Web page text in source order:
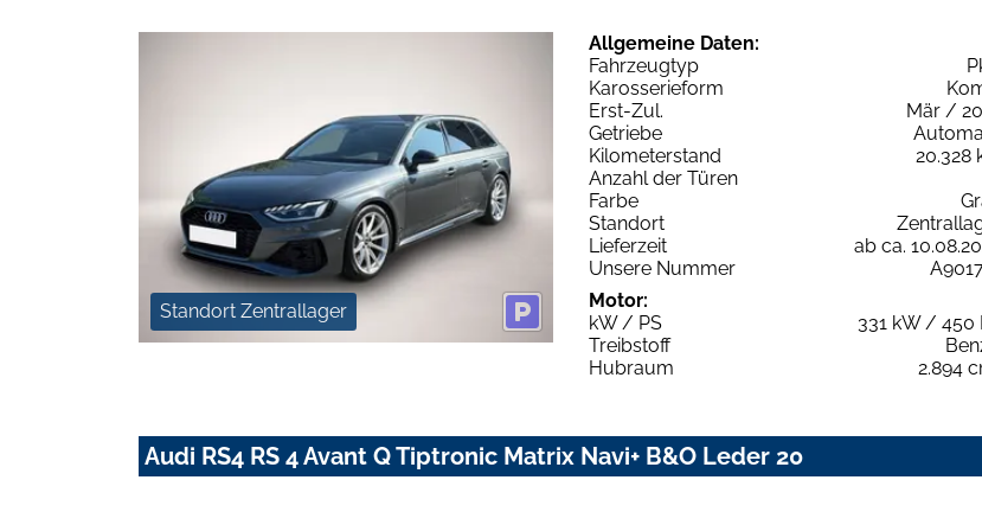
Standort Zentrallager
Allgemeine Daten:
Fahrzeugtyp
Karosserieform
Erst-Zul.
Mär /
Getriebe
Kilometerstand
20.328
Anzahl der Türen
Farbe
Standort
Lieferzeit
ab ca.
Unsere Nummer
Motor:
kW / PS
331 kW / 450
Treibstoff
Hubraum
2.894
Audi RS4 RS 4 Avant Q Tiptronic Matrix Navi+ B&O Leder 20